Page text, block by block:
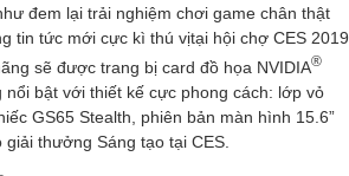
đem lại trải nghiệm chơi game chân thật
tin tức mới cực kì thú vịtại hội chợ CES 2019
sẽ được trang bị card đồ họa NVIDIA®
bật với thiết kế cực phong cách: lớp vỏ
GS65 Stealth, phiên bản màn hình 15.6”
thưởng Sáng tạo tại CES.